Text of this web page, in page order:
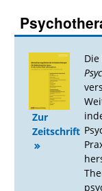
Zur
Zeitschrift